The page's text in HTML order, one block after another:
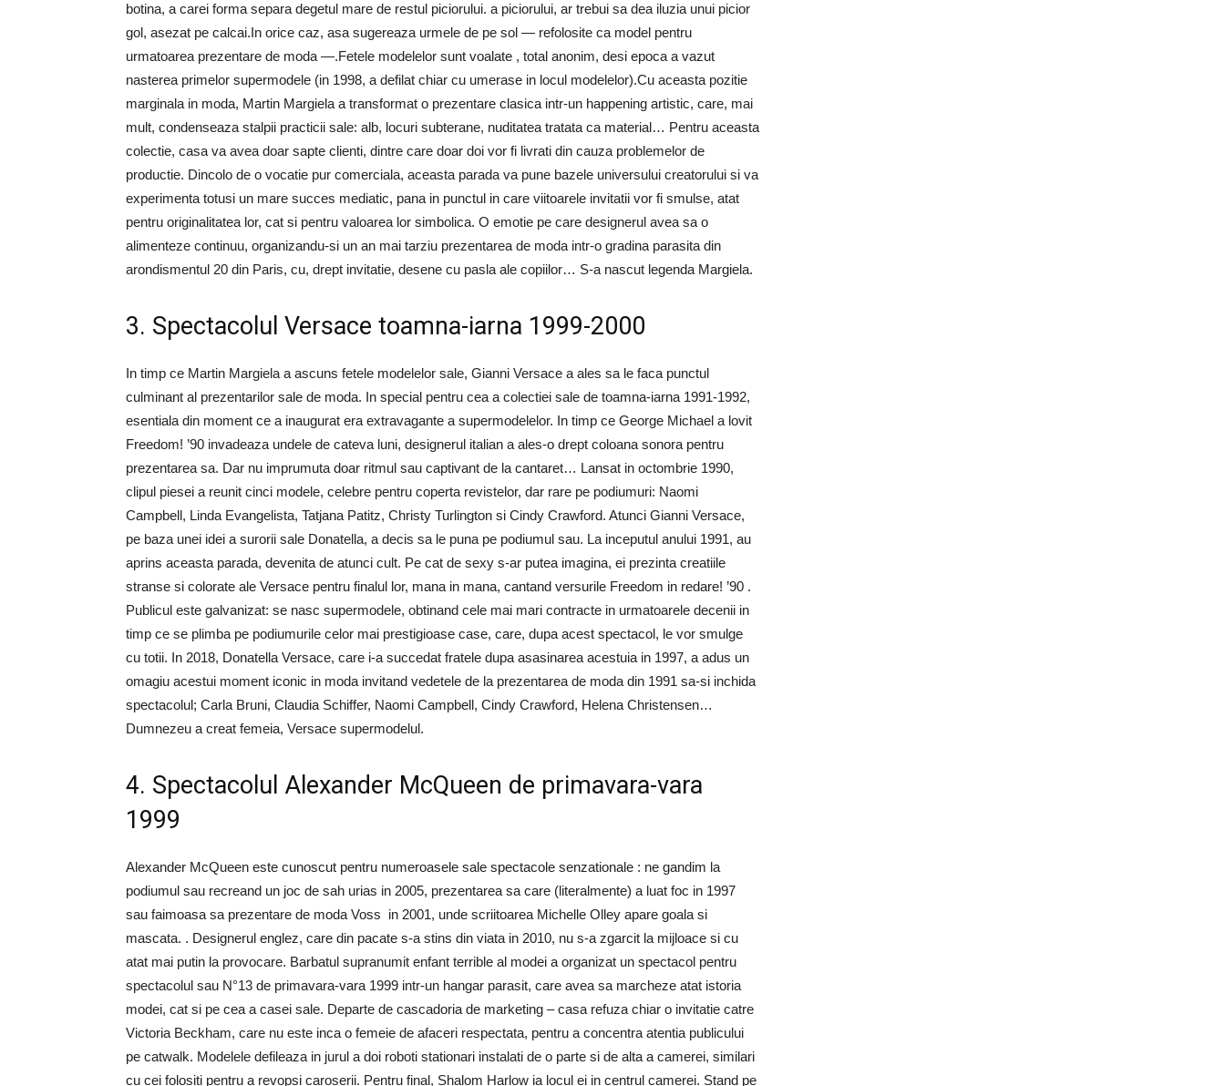
botina, a carei forma separa degetul mare de restul piciorului. a piciorului, ar trebui sa dea iluzia unui picior
gol, asezat pe calcai.In orice caz, asa sugereaza urmele de pe sol — refolosite ca model pentru
urmatoarea prezentare de moda —.Fetele modelelor sunt voalate , total anonim, desi epoca a vazut
nasterea primelor supermodele (in 1998, a defilat chiar cu umerase in locul modelelor).Cu aceasta pozitie
marginala in moda, Martin Margiela a transformat o prezentare clasica intr-un happening artistic, care, mai
mult, condenseaza stalpii practicii sale: alb, locuri subterane, nuditatea tratata ca material… Pentru aceasta
colectie, casa va avea doar sapte clienti, dintre care doar doi vor fi livrati din cauza problemelor de
productie. Dincolo de o vocatie pur comerciala, aceasta parada va pune bazele universului creatorului si va
experimenta totusi un mare succes mediatic, pana in punctul in care viitoarele invitatii vor fi smulse, atat
pentru originalitatea lor, cat si pentru valoarea lor simbolica. O emotie pe care designerul avea sa o
alimenteze continuu, organizandu-si un an mai tarziu prezentarea de moda intr-o gradina parasita din
arondismentul 20 din Paris, cu, drept invitatie, desene cu pasla ale copiilor… S-a nascut legenda Margiela.
3. Spectacolul Versace toamna-iarna 1999-2000
In timp ce Martin Margiela a ascuns fetele modelelor sale, Gianni Versace a ales sa le faca punctul
culminant al prezentarilor sale de moda. In special pentru cea a colectiei sale de toamna-iarna 1991-1992,
esentiala din moment ce a inaugurat era extravagante a supermodelelor. In timp ce George Michael a lovit
Freedom! ’90 invadeaza undele de cateva luni, designerul italian a ales-o drept coloana sonora pentru
prezentarea sa. Dar nu imprumuta doar ritmul sau captivant de la cantaret… Lansat in octombrie 1990,
clipul piesei a reunit cinci modele, celebre pentru coperta revistelor, dar rare pe podiumuri: Naomi
Campbell, Linda Evangelista, Tatjana Patitz, Christy Turlington si Cindy Crawford. Atunci Gianni Versace,
pe baza unei idei a surorii sale Donatella, a decis sa le puna pe podiumul sau. La inceputul anului 1991, au
aprins aceasta parada, devenita de atunci cult. Pe cat de sexy s-ar putea imagina, ei prezinta creatiile
stranse si colorate ale Versace pentru finalul lor, mana in mana, cantand versurile Freedom in redare! ’90 .
Publicul este galvanizat: se nasc supermodele, obtinand cele mai mari contracte in urmatoarele decenii in
timp ce se plimba pe podiumurile celor mai prestigioase case, care, dupa acest spectacol, le vor smulge
cu totii. In 2018, Donatella Versace, care i-a succedat fratele dupa asasinarea acestuia in 1997, a adus un
omagiu acestui moment iconic in moda invitand vedetele de la prezentarea de moda din 1991 sa-si inchida
spectacolul; Carla Bruni, Claudia Schiffer, Naomi Campbell, Cindy Crawford, Helena Christensen…
Dumnezeu a creat femeia, Versace supermodelul.
4. Spectacolul Alexander McQueen de primavara-vara
1999
Alexander McQueen este cunoscut pentru numeroasele sale spectacole senzationale : ne gandim la
podiumul sau recreand un joc de sah urias in 2005, prezentarea sa care (literalmente) a luat foc in 1997
sau faimoasa sa prezentare de moda Voss in 2001, unde scriitoarea Michelle Olley apare goala si
mascata. . Designerul englez, care din pacate s-a stins din viata in 2010, nu s-a zgarcit la mijloace si cu
atat mai putin la provocare. Barbatul supranumit enfant terrible al modei a organizat un spectacol pentru
spectacolul sau N°13 de primavara-vara 1999 intr-un hangar parasit, care avea sa marcheze atat istoria
modei, cat si pe cea a casei sale. Departe de cascadoria de marketing – casa refuza chiar o invitatie catre
Victoria Beckham, care nu este inca o femeie de afaceri respectata, pentru a concentra atentia publicului
pe catwalk. Modelele defileaza in jurul a doi roboti stationari instalati de o parte si de alta a camerei, similari
cu cei folositi pentru a revopsi caroserii. Pentru final, Shalom Harlow ia locul ei in centrul camerei. Stand pe